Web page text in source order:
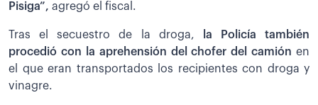
Pisiga”, agregó el fiscal.
Tras el secuestro de la droga,
la Policía también
procedió con la aprehensión del chofer del camión en
el que eran transportados los recipientes con droga y
vinagre.